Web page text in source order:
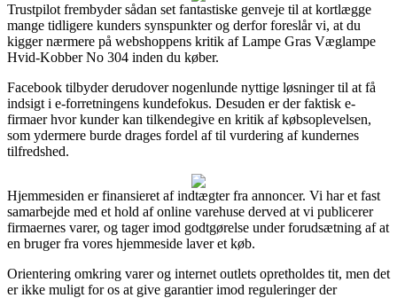
Trustpilot frembyder sådan set fantastiske genveje til at kortlægge
mange tidligere kunders synspunkter og derfor foreslår vi, at du
kigger nærmere på webshoppens kritik af Lampe Gras Væglampe
Hvid-Kobber No 304 inden du køber.
Facebook tilbyder derudover nogenlunde nyttige løsninger til at få
indsigt i e-forretningens kundefokus. Desuden er der faktisk e-
firmaer hvor kunder kan tilkendegive en kritik af købsoplevelsen,
som ydermere burde drages fordel af til vurdering af kundernes
tilfredshed.
Hjemmesiden er finansieret af indtægter fra annoncer. Vi har et fast
samarbejde med et hold af online varehuse derved at vi publicerer
firmaernes varer, og tager imod godtgørelse under forudsætning af at
en bruger fra vores hjemmeside laver et køb.
Orientering omkring varer og internet outlets opretholdes tit, men det
er ikke muligt for os at give garantier imod reguleringer der